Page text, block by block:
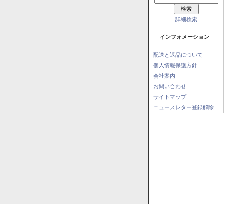
詳細検索
インフォメーション
配送と返品について
個人情報保護方針
会社案内
お問い合わせ
サイトマップ
ニュースレター登録解除